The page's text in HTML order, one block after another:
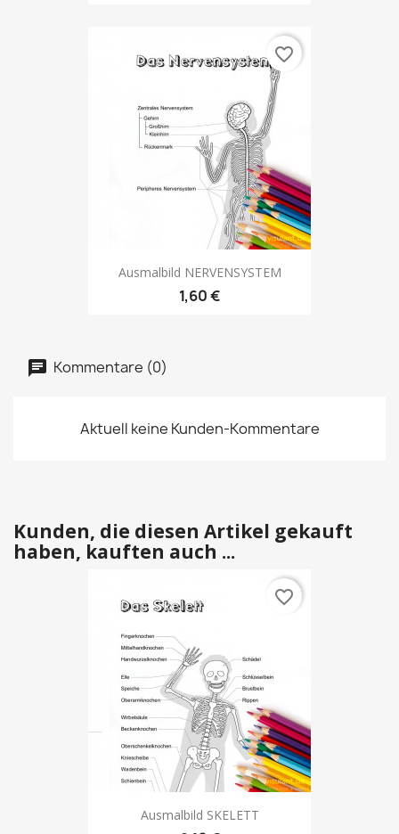
Ausmalbild NERVENSYSTEM
1,60 €
favorite_border
Kommentare (0)
Aktuell keine Kunden-Kommentare
Kunden, die diesen Artikel gekauft
haben, kauften auch ...
Ausmalbild SKELETT
favorite_border